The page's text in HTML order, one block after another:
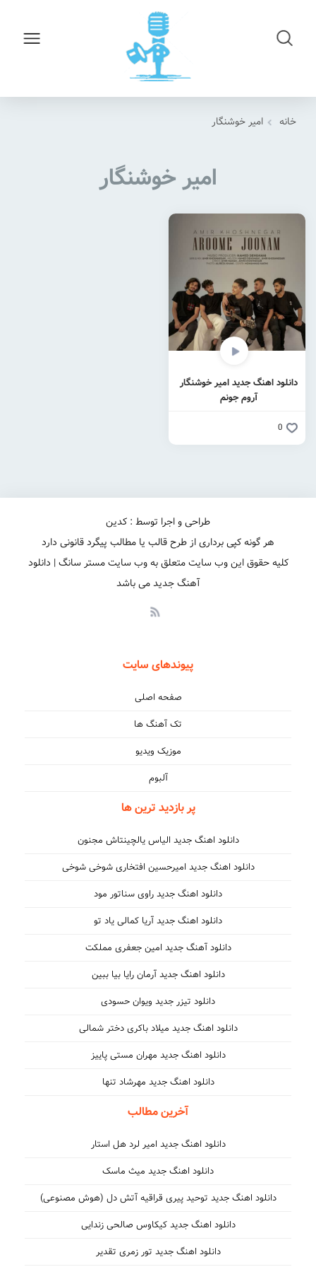
خانه امیر خوشنگار
امیر خوشنگار
دانلود اهنگ جدید امیر خوشنگار
آروم جونم
0
طراحی و اجرا توسط : کدین
هر گونه کپی برداری از طرح قالب یا مطالب پیگرد قانونی دارد
کلیه حقوق این وب سایت متعلق به وب سایت مستر سانگ | دانلود
آهنگ جدید می باشد
پیوندهای سایت
صفحه اصلی
تک آهنگ ها
موزیک ویدیو
آلبوم
پر بازدید ترین ها
دانلود اهنگ جدید الیاس یالچینتاش مجنون
دانلود اهنگ جدید امیرحسین افتخاری شوخی شوخی
دانلود اهنگ جدید راوی سناتور مود
دانلود اهنگ جدید آریا کمالی یاد تو
دانلود آهنگ جدید امین جعفری مملکت
دانلود اهنگ جدید آرمان رایا بیا ببین
دانلود تیزر جدید ویوان حسودی
دانلود اهنگ جدید میلاد باکری دختر شمالی
دانلود اهنگ جدید مهران مستی پاییز
دانلود اهنگ جدید مهرشاد تنها
آخرین مطالب
دانلود اهنگ جدید امیر لرد هل استار
دانلود اهنگ جدید میث ماسک
دانلود اهنگ جدید توحید پیری قراقیه آتش دل (هوش مصنوعی)
دانلود اهنگ جدید کیکاوس صالحی زندایی
دانلود اهنگ جدید تور زمری تقدیر